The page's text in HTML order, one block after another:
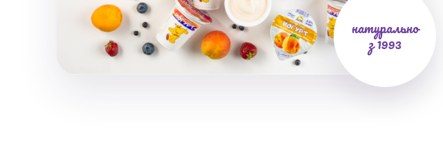
натурально
з 1993